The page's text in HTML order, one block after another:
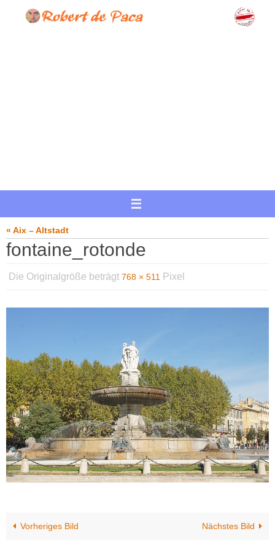
« Aix – Altstadt
fontaine_rotonde
Die Originalgröße beträgt 768 × 511 Pixel
Vorheriges Bild Nächstes Bild